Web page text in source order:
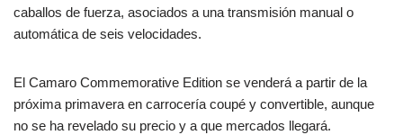
caballos de fuerza, asociados a una transmisión manual o
automática de seis velocidades.
El Camaro Commemorative Edition se venderá a partir de la
próxima primavera en carrocería coupé y convertible, aunque
no se ha revelado su precio y a que mercados llegará.